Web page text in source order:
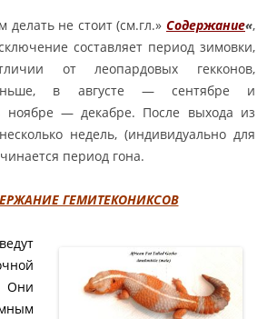
делать не стоит (см.гл.» Содержание«,
составляет период зимовки,
от леопардовых гекконов,
в августе — сентябре и
ноябре — декабре. После выхода из
недель, (индивидуально для
период гона.
ГЕМИТЕКОНИКСОВ
Они